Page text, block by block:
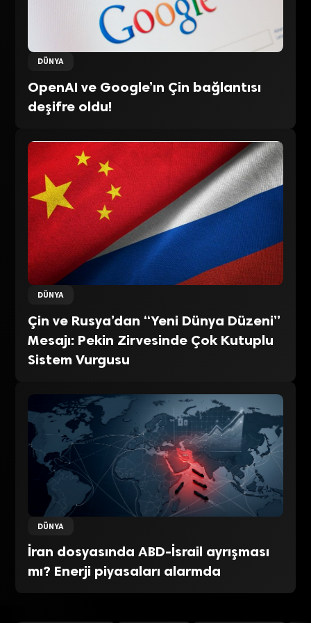
DÜNYA
OpenAI ve Google’ın Çin bağlantısı
deşifre oldu!
DÜNYA
Çin ve Rusya’dan “Yeni Dünya Düzeni”
Mesajı: Pekin Zirvesinde Çok Kutuplu
Sistem Vurgusu
DÜNYA
İran dosyasında ABD-İsrail ayrışması
mı? Enerji piyasaları alarmda